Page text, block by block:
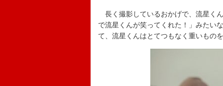
長く撮影しているおかげで、流星く
で流星くんが笑ってくれた！」みたい
て、流星くんはとてつもなく重いもの